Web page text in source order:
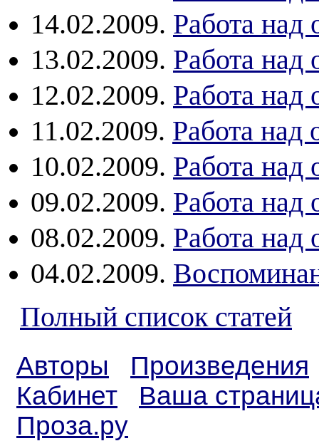
14.02.2009. Работа
13.02.2009. Работа
12.02.2009. Работа
11.02.2009. Работа
10.02.2009. Работа
09.02.2009. Работа
08.02.2009. Работа
04.02.2009.
Полный список статей
Авторы
Произведения
Кабинет
Ваша
Проза.ру